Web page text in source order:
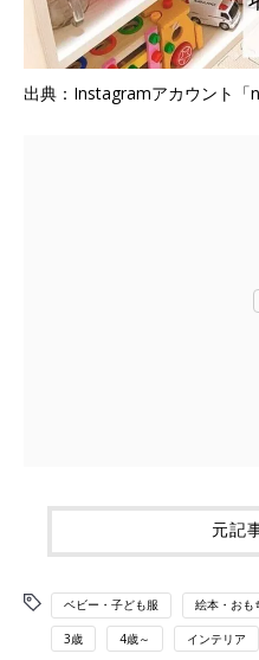
出典：Instagramアカウント「
元記
ベビー・子ども服 絵本・おも
3歳 4歳～ インテリア